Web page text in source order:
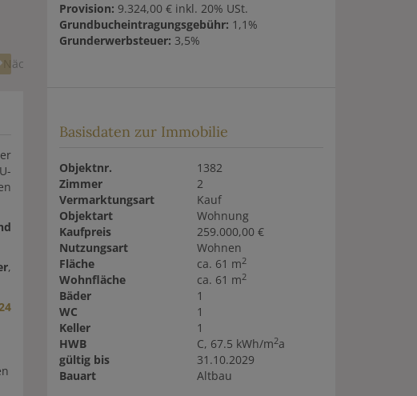
,
Provision: 9.324,00 € inkl. 20% USt.
Grundbucheintragungsgebühr: 1,1%
Grunderwerbsteuer: 3,5%
Basisdaten zur Immobilie
Objektnr.
1382
Zimmer
2
Vermarktungsart
Kauf
Objektart
Wohnung
Kaufpreis
259.000,00 €
Nutzungsart
Wohnen
Fläche
ca. 61 m2
Wohnfläche ca. 61 m2
Bäder
1
WC
1
Keller
1
HWB
C, 67.5 kWh/m2a
gültig bis
31.10.2029
Bauart
Altbau